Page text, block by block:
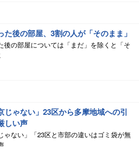
た後の部屋、3割の人が「そのまま」
後の部屋については「まだ」を除くと「そ
じゃない」23区から多摩地域への引
しい声
ゃない」「23区と市部の違いはゴミ袋が無